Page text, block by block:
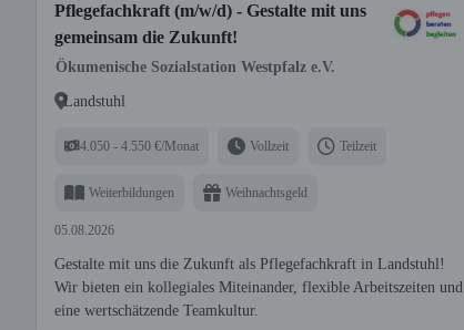
Pflegefachkraft (m/w/d) - Gestalte mit uns
gemeinsam die Zukunft!
Ökumenische Sozialstation Westpfalz e.V.
Landstuhl
4.050 - 4.550 €/Monat Vollzeit Teilzeit
Weiterbildungen Weihnachtsgeld
05.08.2026
Gestalte mit uns die Zukunft als Pflegefachkraft in Landstuhl!
Wir bieten ein kollegiales Miteinander, flexible Arbeitszeiten und
eine wertschätzende Teamkultur.